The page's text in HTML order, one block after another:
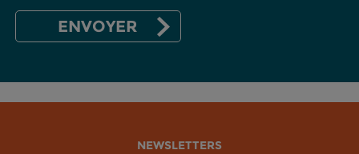
NEWSLETTERS